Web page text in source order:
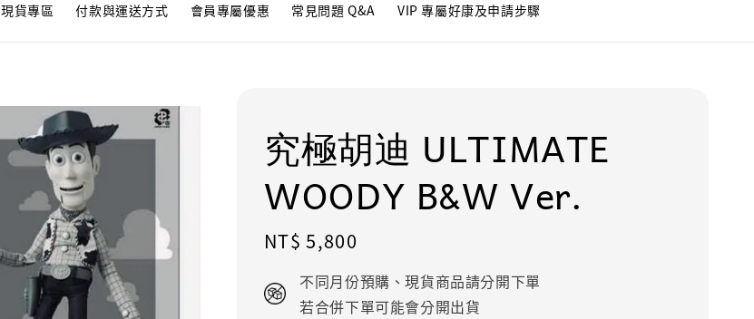
現貨專區 付款與運送方式 會員專屬優惠 常見問題 Q&A VIP 專屬好康及申請步驟
究極胡迪 ULTIMATE
WOODY B&W Ver.
Regular
NT$ 5,800
不同月份預購、現貨商品請分開下單
若合併下單可能會分開出貨